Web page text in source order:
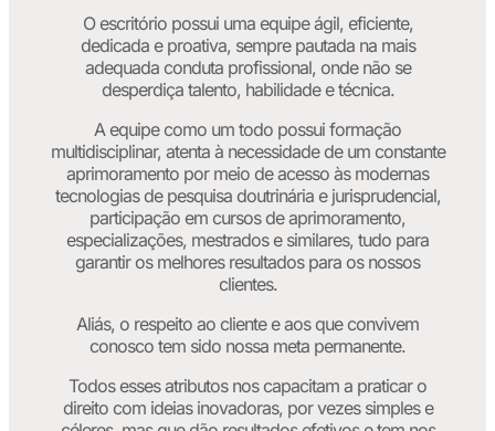
O escritório possui uma equipe ágil, eficiente,
dedicada e proativa, sempre pautada na mais
adequada conduta profissional, onde não se
desperdiça talento, habilidade e técnica.
A equipe como um todo possui formação
multidisciplinar, atenta à necessidade de um constante
aprimoramento por meio de acesso às modernas
tecnologias de pesquisa doutrinária e jurisprudencial,
participação em cursos de aprimoramento,
especializações, mestrados e similares, tudo para
garantir os melhores resultados para os nossos
clientes.
Aliás, o respeito ao cliente e aos que convivem
conosco tem sido nossa meta permanente.
Todos esses atributos nos capacitam a praticar o
direito com ideias inovadoras, por vezes simples e